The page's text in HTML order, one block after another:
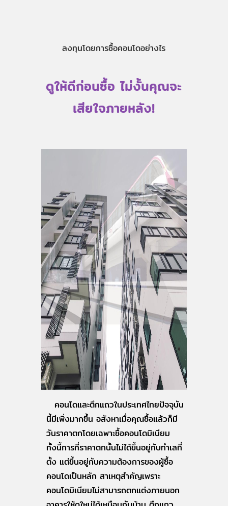
ลงทุนโดยการซื้อคอนโดอย่างไร
ดูให้ดีก่อนซื้อ ไม่งั้นคุณจะ
เสียใจภายหลัง!
คอนโดและตึกแถวในประเทศไทยปัจจุบัน
นี้มีเพิ่งมากขึ้น อสังหาเมื่อคุณซื้อแล้วก็มี
วันราคาตกโดยเฉพาะซื้อคอนโดมิเนียม
ทั้งนี้การที่ราคาตกนั้นไม่ได้ขึ้นอยู่กับทำเลที่
ตั้ง แต่ขึ้นอยู่กับความต้องการของผู้ซื้อ
คอนโดเป็นหลัก สาเหตุสำคัญเพราะ
คอนโดมิเนียมไม่สามารถตกแต่งภายนอก